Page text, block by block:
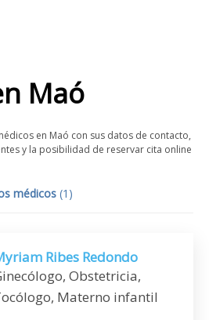
Maó
en Maó con sus datos de contacto,
y la posibilidad de reservar cita online
médicos (1 )
Ribes Redondo
Obstetricia,
Materno infantil